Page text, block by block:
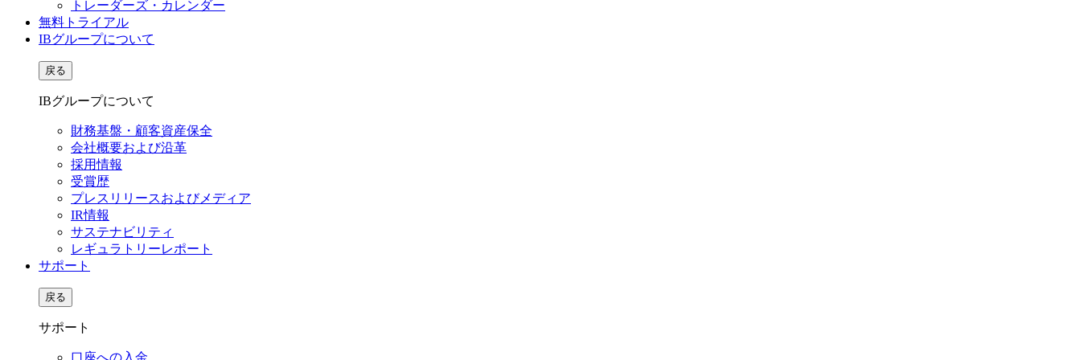
トレーダーズ・カレンダー
無料トライアル
IBグループについて
戻る
IBグループについて
財務基盤・顧客資産保全
会社概要および沿革
採用情報
受賞歴
プレスリリースおよびメディア
IR情報
サステナビリティ
レギュラトリーレポート
サポート
戻る
サポート
口座への入金